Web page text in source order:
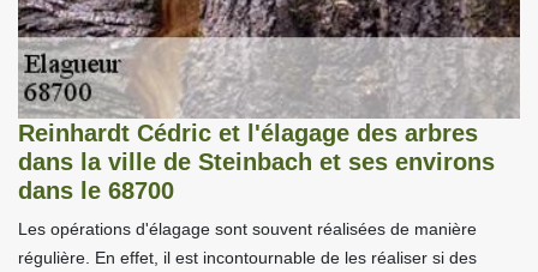
Reinhardt Cédric et l'élagage des arbres
dans la ville de Steinbach et ses environs
dans le 68700
Les opérations d'élagage sont souvent réalisées de manière
régulière. En effet, il est incontournable de les réaliser si des